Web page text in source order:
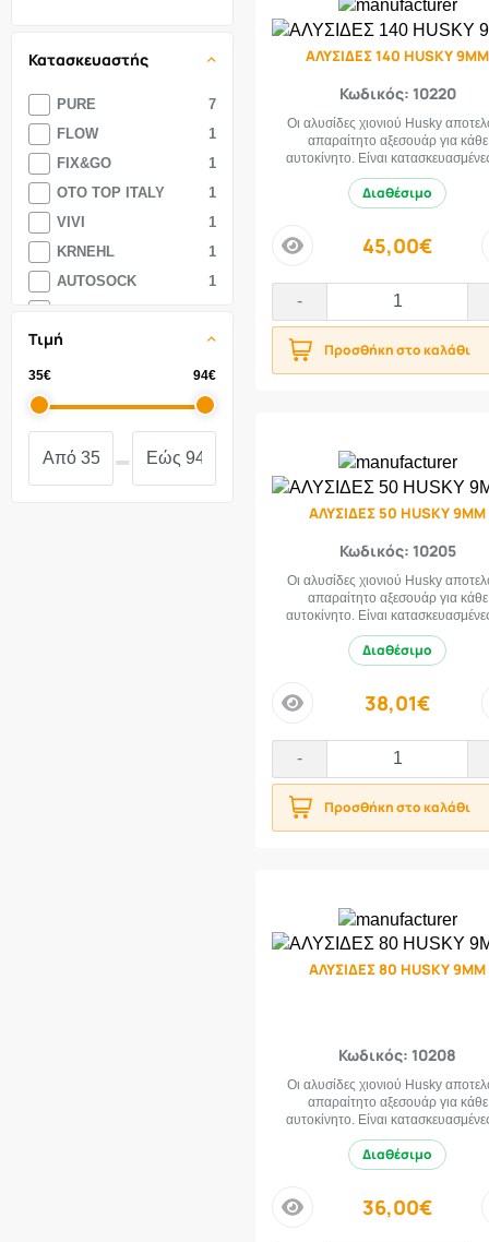
155-70-19
155-80-12
2
155-80-13
8
155-80-14
4
155-80-15
3
155-85-13
1
160-60-15
1
160-65-13
1
165-50-15
2
4
2
165-55-16
165-60-12
1
Κατασκευαστής
PURE
7
FLOW
1
FIX&GO
1
OTO TOP ITALY
1
VIVI
1
KRNEHL
1
AUTOSOCK
1
SNOCKS
6
4
7
LAMPA
10
Τιμή
35€ 94€
-
ΑΛΥΣΙΔΕΣ 140 HUSKY 9MM
Κωδικός: 10220
Οι αλυσίδες χιονιού Husky
απαραίτητο αξεσουάρ για κάθε
αυτοκίνητο. Είναι
Διαθέσιμο
price 45,00€
-
Προσθήκη στο καλάθι
ΑΛΥΣΙΔΕΣ 50 HUSKY 9MM
Κωδικός: 10205
Οι αλυσίδες χιονιού Husky
απαραίτητο αξεσουάρ για κάθε
αυτοκίνητο. Είναι
Διαθέσιμο
price 38,01€
-
Προσθήκη στο καλάθι
ΑΛΥΣΙΔΕΣ 80 HUSKY 9MM
Κωδικός: 10208
Οι αλυσίδες χιονιού Husky
απαραίτητο αξεσουάρ για κάθε
αυτοκίνητο. Είναι
Διαθέσιμο
price 36,00€